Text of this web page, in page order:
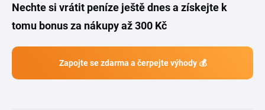
Nechte si vrátit peníze ještě dnes a získejte k
tomu bonus za nákupy až 300 Kč
Zapojte se zdarma a čerpejte výhody 💰